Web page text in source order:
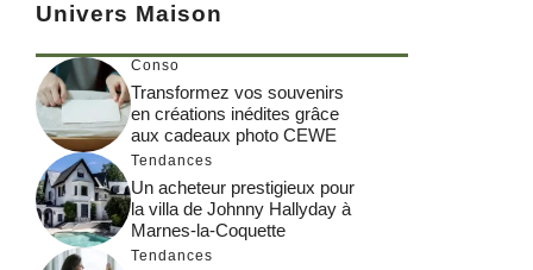
Univers Maison
Conso
Transformez vos souvenirs
en créations inédites grâce
aux cadeaux photo CEWE
Tendances
Un acheteur prestigieux pour
la villa de Johnny Hallyday à
Marnes-la-Coquette
Tendances